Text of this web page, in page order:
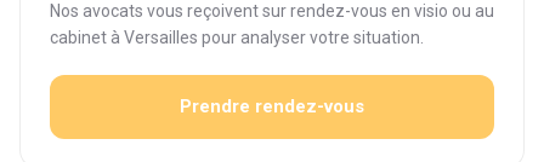
Nos avocats vous reçoivent sur rendez-vous en visio ou au
cabinet à Versailles pour analyser votre situation.
Prendre rendez-vous